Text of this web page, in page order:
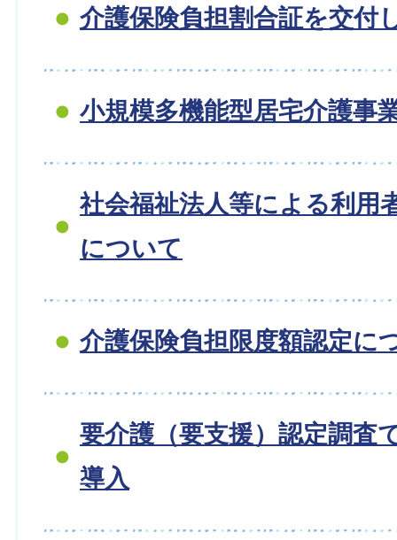
介護保険負担割合証を交付
小規模多機能型居宅介護事
社会福祉法人等による利用
について
介護保険負担限度額認定に
要介護（要支援）認定調査
導入